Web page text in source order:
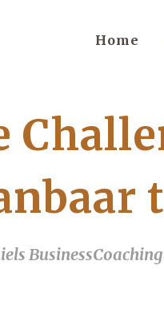
Home
BusinessCoaching